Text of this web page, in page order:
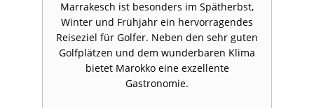
Marrakesch ist besonders im Spätherbst,
Winter und Frühjahr ein hervorragendes
Reiseziel für Golfer. Neben den sehr guten
Golfplätzen und dem wunderbaren Klima
bietet Marokko eine exzellente
Gastronomie.